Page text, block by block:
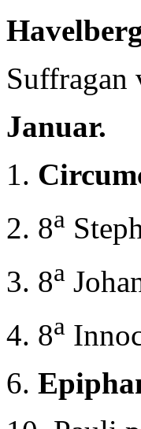
Suffragan
Januar.
1.
2. 8a
3. 8a
4. 8a
6.